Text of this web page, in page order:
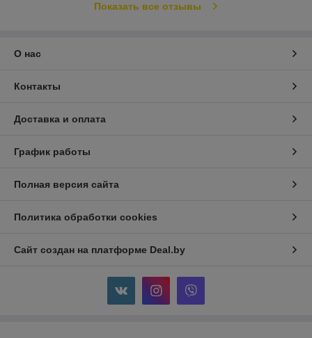
Показать все отзывы
О нас
Контакты
Доставка и оплата
График работы
Полная версия сайта
Политика обработки cookies
Сайт создан на платформе Deal.by